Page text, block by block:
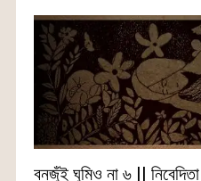
বনজুঁই ঘুমিও না ৬ ||